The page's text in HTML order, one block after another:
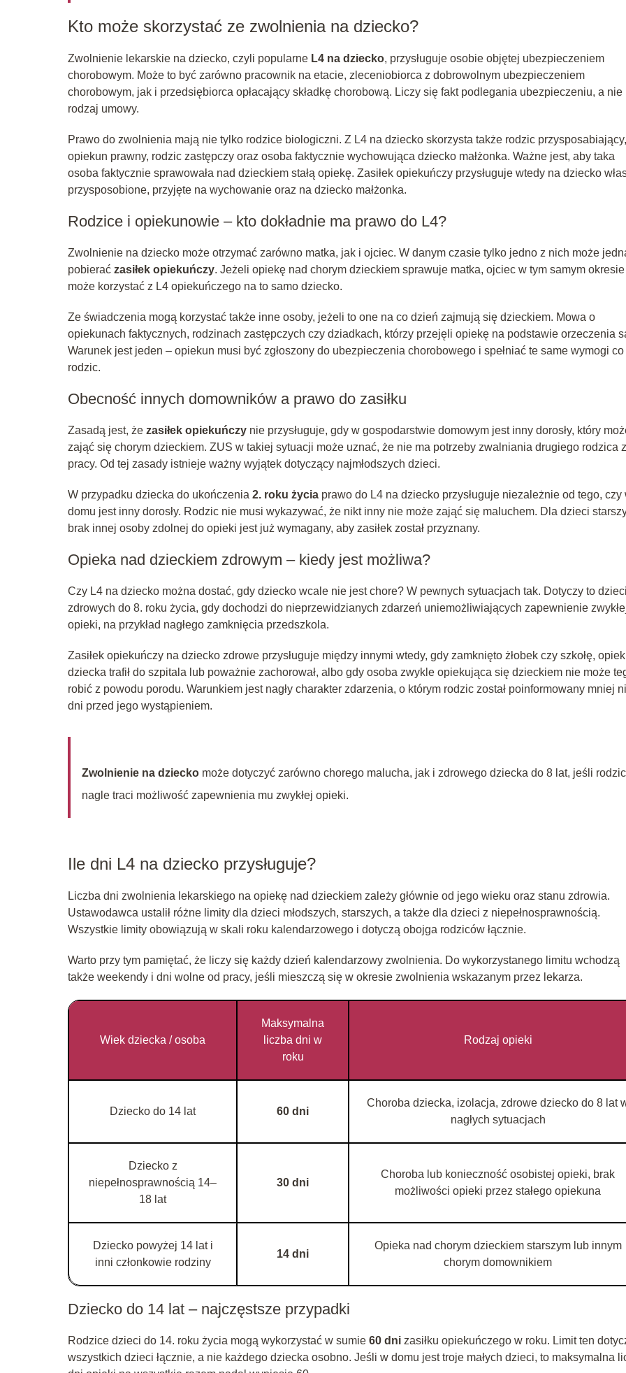
Kto może skorzystać ze zwolnienia na dziecko?
Zwolnienie lekarskie na dziecko, czyli popularne L4 na dziecko, przysługuje osobie objętej ubezpieczeniem
chorobowym. Może to być zarówno pracownik na etacie, zleceniobiorca z dobrowolnym ubezpieczeniem
chorobowym, jak i przedsiębiorca opłacający składkę chorobową. Liczy się fakt podlegania ubezpieczeniu, a nie
rodzaj umowy.
Prawo do zwolnienia mają nie tylko rodzice biologiczni. Z L4 na dziecko skorzysta także rodzic przysposabiający,
opiekun prawny, rodzic zastępczy oraz osoba faktycznie wychowująca dziecko małżonka. Ważne jest, aby taka
osoba faktycznie sprawowała nad dzieckiem stałą opiekę. Zasiłek opiekuńczy przysługuje wtedy na dziecko
przysposobione, przyjęte na wychowanie oraz na dziecko małżonka.
Rodzice i opiekunowie – kto dokładnie ma prawo do L4?
Zwolnienie na dziecko może otrzymać zarówno matka, jak i ojciec. W danym czasie tylko jedno z nich może
pobierać zasiłek opiekuńczy. Jeżeli opiekę nad chorym dzieckiem sprawuje matka, ojciec w tym samym
może korzystać z L4 opiekuńczego na to samo dziecko.
Ze świadczenia mogą korzystać także inne osoby, jeżeli to one na co dzień zajmują się dzieckiem. Mowa o
opiekunach faktycznych, rodzinach zastępczych czy dziadkach, którzy przejęli opiekę na podstawie orzeczenia
Warunek jest jeden – opiekun musi być zgłoszony do ubezpieczenia chorobowego i spełniać te same wymogi co
rodzic.
Obecność innych domowników a prawo do zasiłku
Zasadą jest, że zasiłek opiekuńczy nie przysługuje, gdy w gospodarstwie domowym jest inny dorosły, który
zająć się chorym dzieckiem. ZUS w takiej sytuacji może uznać, że nie ma potrzeby zwalniania drugiego rodzica z
pracy. Od tej zasady istnieje ważny wyjątek dotyczący najmłodszych dzieci.
W przypadku dziecka do ukończenia 2. roku życia prawo do L4 na dziecko przysługuje niezależnie od tego, czy
domu jest inny dorosły. Rodzic nie musi wykazywać, że nikt inny nie może zająć się maluchem. Dla dzieci
brak innej osoby zdolnej do opieki jest już wymagany, aby zasiłek został przyznany.
Opieka nad dzieckiem zdrowym – kiedy jest możliwa?
Czy L4 na dziecko można dostać, gdy dziecko wcale nie jest chore? W pewnych sytuacjach tak. Dotyczy to dzieci
zdrowych do 8. roku życia, gdy dochodzi do nieprzewidzianych zdarzeń uniemożliwiających zapewnienie
opieki, na przykład nagłego zamknięcia przedszkola.
Zasiłek opiekuńczy na dziecko zdrowe przysługuje między innymi wtedy, gdy zamknięto żłobek czy szkołę,
dziecka trafił do szpitala lub poważnie zachorował, albo gdy osoba zwykle opiekująca się dzieckiem nie może
robić z powodu porodu. Warunkiem jest nagły charakter zdarzenia, o którym rodzic został poinformowany mniej
dni przed jego wystąpieniem.
Zwolnienie na dziecko może dotyczyć zarówno chorego malucha, jak i zdrowego dziecka do 8 lat, jeśli rodzic
nagle traci możliwość zapewnienia mu zwykłej opieki.
Ile dni L4 na dziecko przysługuje?
Liczba dni zwolnienia lekarskiego na opiekę nad dzieckiem zależy głównie od jego wieku oraz stanu zdrowia.
Ustawodawca ustalił różne limity dla dzieci młodszych, starszych, a także dla dzieci z niepełnosprawnością.
Wszystkie limity obowiązują w skali roku kalendarzowego i dotyczą obojga rodziców łącznie.
Warto przy tym pamiętać, że liczy się każdy dzień kalendarzowy zwolnienia. Do wykorzystanego limitu wchodzą
także weekendy i dni wolne od pracy, jeśli mieszczą się w okresie zwolnienia wskazanym przez lekarza.
Wiek dziecka / osoba
Maksymalna
liczba dni w
roku
Rodzaj opieki
Dziecko do 14 lat 60 dni
Choroba dziecka, izolacja, zdrowe dziecko do 8 lat
nagłych sytuacjach
Dziecko z
niepełnosprawnością 14–
18 lat
30 dni
Choroba lub konieczność osobistej opieki, brak
możliwości opieki przez stałego opiekuna
Dziecko powyżej 14 lat i
inni członkowie rodziny
14 dni
Opieka nad chorym dzieckiem starszym lub innym
chorym domownikiem
Dziecko do 14 lat – najczęstsze przypadki
Rodzice dzieci do 14. roku życia mogą wykorzystać w sumie 60 dni zasiłku opiekuńczego w roku. Limit ten
wszystkich dzieci łącznie, a nie każdego dziecka osobno. Jeśli w domu jest troje małych dzieci, to maksymalna